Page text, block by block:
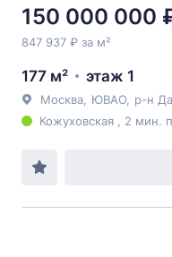
150 000 000
847 937 ₽ за м²
177 м² этаж 1
Москва ЮВАО р-н
Кожуховская , 2 мин.